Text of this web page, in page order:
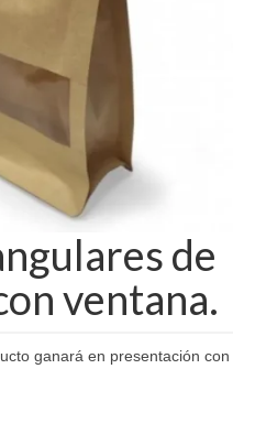
de
ventana.
ganará en presentación con